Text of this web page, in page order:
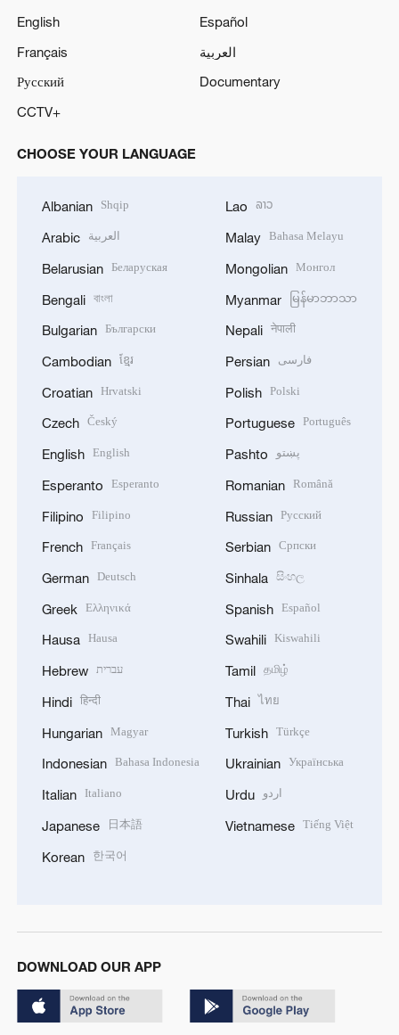
English
Español
Français
العربية
Русский
Documentary
CCTV+
CHOOSE YOUR LANGUAGE
Albanian Shqip
Arabic العربية
Belarusian Беларуская
Bengali বাংলা
Bulgarian Български
Cambodian ខ្មែរ
Croatian Hrvatski
Czech Český
English English
Esperanto Esperanto
Filipino Filipino
French Français
German Deutsch
Greek Ελληνικά
Hausa Hausa
Hebrew עברית
Hindi हिन्दी
Hungarian Magyar
Indonesian Bahasa Indonesia
Italian Italiano
Japanese 日本語
Korean 한국어
Lao ລາວ
Malay Bahasa Melayu
Mongolian Монгол
Myanmar မြန်မာဘာသာ
Nepali नेपाली
Persian فارسی
Polish Polski
Portuguese Português
Pashto پښتو
Romanian Română
Russian Русский
Serbian Српски
Sinhala සිංහල
Spanish Español
Swahili Kiswahili
Tamil தமிழ்
Thai ไทย
Turkish Türkçe
Ukrainian Українська
Urdu اردو
Vietnamese Tiếng Việt
DOWNLOAD OUR APP